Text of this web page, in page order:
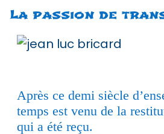
La passion de
Après ce demi siècle
temps est venu de la
qui a été reçu.